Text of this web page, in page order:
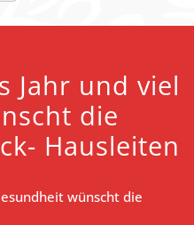
Jahr und viel
die
Hausleiten
wünscht die